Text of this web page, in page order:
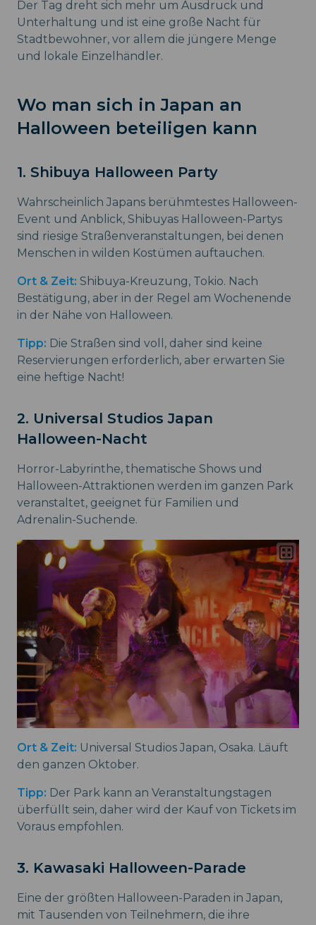
Der Tag dreht sich mehr um Ausdruck und
Unterhaltung und ist eine große Nacht für
Stadtbewohner, vor allem die jüngere Menge
und lokale Einzelhändler.
Wo man sich in Japan an
Halloween beteiligen kann
1. Shibuya Halloween Party
Wahrscheinlich Japans berühmtestes Halloween-
Event und Anblick, Shibuyas Halloween-Partys
sind riesige Straßenveranstaltungen, bei denen
Menschen in wilden Kostümen auftauchen.
Ort & Zeit: Shibuya-Kreuzung, Tokio. Nach
Bestätigung, aber in der Regel am Wochenende
in der Nähe von Halloween.
Tipp: Die Straßen sind voll, daher sind keine
Reservierungen erforderlich, aber erwarten Sie
eine heftige Nacht!
2. Universal Studios Japan
Halloween-Nacht
Horror-Labyrinthe, thematische Shows und
Halloween-Attraktionen werden im ganzen Park
veranstaltet, geeignet für Familien und
Adrenalin-Suchende.
Ort & Zeit: Universal Studios Japan, Osaka. Läuft
den ganzen Oktober.
Tipp: Der Park kann an Veranstaltungstagen
überfüllt sein, daher wird der Kauf von Tickets im
Voraus empfohlen.
3. Kawasaki Halloween-Parade
Eine der größten Halloween-Paraden in Japan,
mit Tausenden von Teilnehmern, die ihre